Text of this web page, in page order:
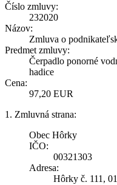
Číslo zmluvy:
232020
Názov:
Zmluva o
Predmet zmluvy:
Čerpadlo ponorné
hadice
Cena:
97,20 EUR
1. Zmluvná strana:
Obec Hôrky
IČO:
00321303
Adresa:
Hôrky č. 111,